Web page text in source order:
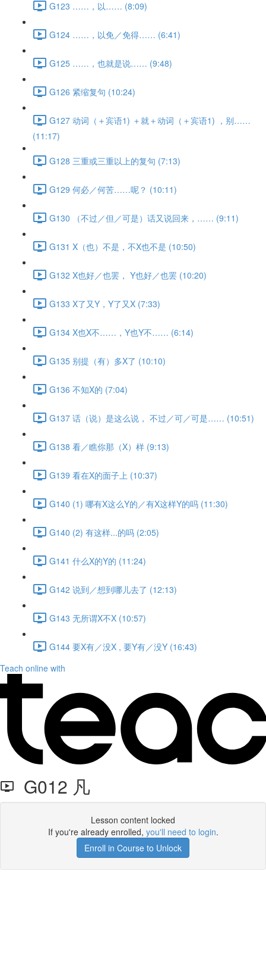
G123 ……，以…… (8:09)
G124 ……，以免／免得…… (6:41)
G125 ……，也就是说…… (9:48)
G126 紧缩复句 (10:24)
G127 动词（＋宾语1) ＋就＋动词（＋宾语1) ，别……
(11:17)
G128 三重或三重以上的复句 (7:13)
G129 何必／何苦……呢？ (10:11)
G130 （不过／但／可是）话又说回来，…… (9:11)
G131 X（也）不是，不X也不是 (10:50)
G132 X也好／也罢， Y也好／也罢 (10:20)
G133 X了又Y，Y了又X (7:33)
G134 X也X不……，Y也Y不…… (6:14)
G135 别提（有）多X了 (10:10)
G136 不知X的 (7:04)
G137 话（说）是这么说， 不过／可／可是…… (10:51)
G138 看／瞧你那（X）样 (9:13)
G139 看在X的面子上 (10:37)
G140 (1) 哪有X这么Y的／有X这样Y的吗 (11:30)
G140 (2) 有这样...的吗 (2:05)
G141 什么X的Y的 (11:24)
G142 说到／想到哪儿去了 (12:13)
G143 无所谓X不X (10:57)
G144 要X有／没X , 要Y有／没Y (16:43)
Teach online with
G012 凡
Lesson content locked
If you're already enrolled, you'll need to login.
Enroll in Course to Unlock